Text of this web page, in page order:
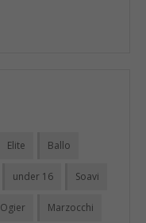
Elite Ballo
under 16 Soavi
Ogier Marzocchi